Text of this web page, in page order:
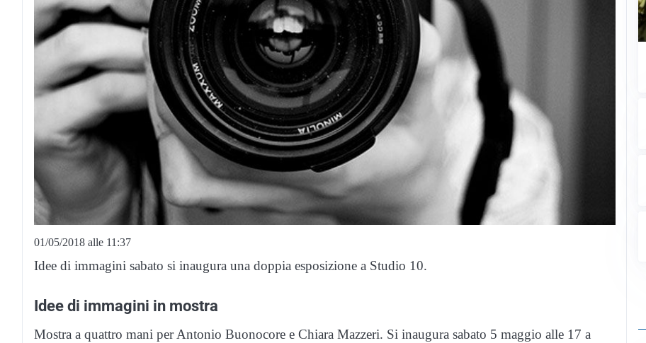
01/05/2018 alle 11:37
Idee di immagini sabato si inaugura una doppia esposizione a Studio 10.
Idee di immagini in mostra
Mostra a quattro mani per Antonio Buonocore e Chiara Mazzeri. Si inaugura sabato 5 maggio alle 17 a